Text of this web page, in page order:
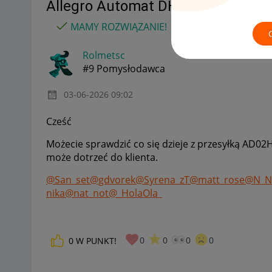
Allegro Automat DHL BOX 24/7
MAMY ROZWIĄZANIE!
Rolmetsc
#9 Pomysłodawca
‎03-06-2026 09:02
Cześć
Możecie sprawdzić co się dzieje z przesyłką
może dotrzeć do klienta.
@San_set@gdvorek@Syrena_zT@matt_rose
nika@nat_not@_HolaOla_
0 W PUNKT! 0 0 0 0